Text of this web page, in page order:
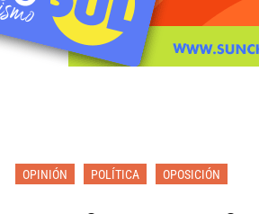
OPINIÓN POLÍTICA OPOSICIÓN